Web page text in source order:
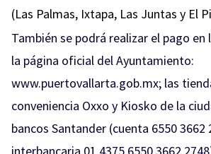
(Las Palmas, Ixtapa, Las Juntas y El
También se podrá realizar el pago en
la página oficial del Ayuntamiento:
www.puertovallarta.gob.mx; las
conveniencia Oxxo y Kiosko de la
bancos Santander (cuenta 6550 3662
interbancaria 01 4375 6550 3662